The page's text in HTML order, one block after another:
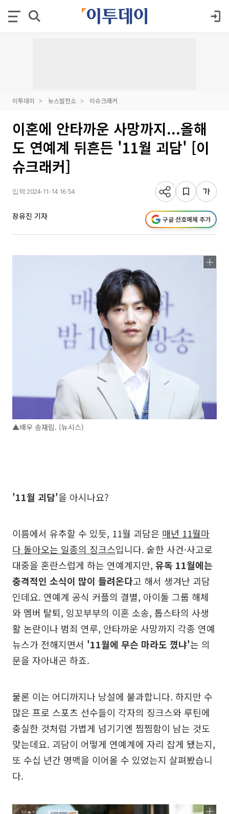
이투데이 뉴스발전소 이슈크래커
이혼에 안타까운 사망까지...올해
도 연예계 뒤흔든 '11월 괴담' [이
슈크래커]
입력 2024-11-14 16:54
장유진 기자 구글 선호매체 추가
▲배우 송재림. (뉴시스)
'11월 괴담'을 아시나요?
이름에서 유추할 수 있듯, 11월 괴담은 매년 11월마
다 돌아오는 일종의 징크스입니다. 숱한 사건·사고로
대중을 혼란스럽게 하는 연예계지만, 유독 11월에는
충격적인 소식이 많이 들려온다고 해서 생겨난 괴담
인데요. 연예계 공식 커플의 결별, 아이돌 그룹 해체
와 멤버 탈퇴, 잉꼬부부의 이혼 소송, 톱스타의 사생
활 논란이나 범죄 연루, 안타까운 사망까지 각종 연예
뉴스가 전해지면서 '11월에 무슨 마라도 꼈냐'는 의
문을 자아내곤 하죠.
물론 이는 어디까지나 낭설에 불과합니다. 하지만 수
많은 프로 스포츠 선수들이 각자의 징크스와 루틴에
충실한 것처럼 가볍게 넘기기엔 찜찜함이 남는 것도
맞는데요. 괴담이 어떻게 연예계에 자리 잡게 됐는지,
또 수십 년간 명맥을 이어올 수 있었는지 살펴봤습니
다.